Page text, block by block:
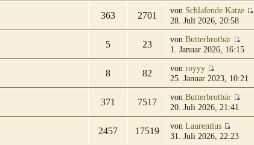
363 2701 von Schlafende Katze
28. Juli 2026, 20:58
5 23 von Butterbrotbär
1. Januar 2026, 16:15
8 82 von royyy
25. Januar 2023, 10:21
371 7517 von Butterbrotbär
20. Juli 2026, 21:41
2457 17519 von Laurentius
31. Juli 2026, 22:23